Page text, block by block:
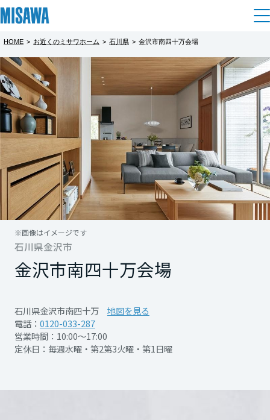
住まい
建てる [注文住宅]
商品ラインアップ
デザイン
テクノロジー（住まいの性能）
建築事例・建築実例
デザイナーズギャラリー
インテリア
買う
土地活用
個人のお客さま
賃貸住宅
賃貸併用住宅
店舗・各種施設
土地活用モデルルーム見学
土地活用実例
法人のお客さま
企業不動産活用（CRE）戦略
リフォーム
戸建て・マンション
ミサワリフォームとは
リフォームの流れ
リフォームメニュー
事業用
まちづくり
複合開発・投資開発
複合開発事業（ASMACI-アスマチ-）
再開発・官民連携事業
分譲マンション開発事業
収益不動産・投資開発事業
オーナーサポート
サポートメニュー
保証制度
アフターメンテナンス
企業・IR情報
ニュース
MISAWAについて
展示 場・ イベント情報
カタログ請求
住まいのご相談
HOME > お近くのミサワホーム > 石川県 > 金沢市南四十万会場
石川県金沢市
金沢市南四十万会場
石川県金沢市南四十万
地図を見る
電話： 0120-033-287
営業時間：10:00～17:00
定休日：毎週水曜・第2第3火曜・第1日曜
※画像はイメージです
都道府県を選択
北海道
北海道
東北
青森県
岩手県
宮城県
秋田県
金沢市南四十万 完成内覧会
ミサワホームの平屋は縦の空間設計が特徴
これにより高天井、大開口が実現し開放感と
陽光が差しこむ
明るいリビングが可能です
さらに南四十万会場の平屋は収納充実にこだ
わりました。
２つの蔵と２つのロフト、さらにウォークイ
収納力を大幅にアップ。モノを置かない、す
っきりとした室内が
リラックスにつながります。
そしてゆったりしたユーティリティと洗面が